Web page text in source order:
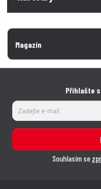
Magazín
Přihlašte
Souhlasím se